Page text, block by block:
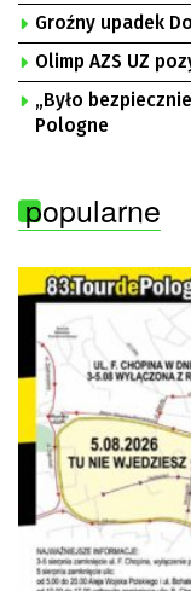
Groźny upadek
Olimp AZS UZ
„Było
Pologne
popularne